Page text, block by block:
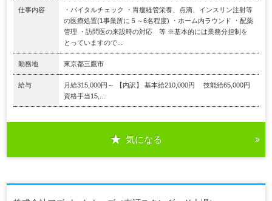
仕事内容
・バイタルチェック ・胃瘻経管栄養、点滴、インスリン注射等
の医療処置(1事業所に５～6名程度) ・ホーム内ラウンド ・配薬
管理 ・訪問医の来設時の対応 等 ※基本的には業務分担制を
とっていますので...
勤務地 東京都三鷹市
給与
月給315,000円～ 【内訳】 基本給210,000円 技能給65,000円
資格手当15,...
気になる